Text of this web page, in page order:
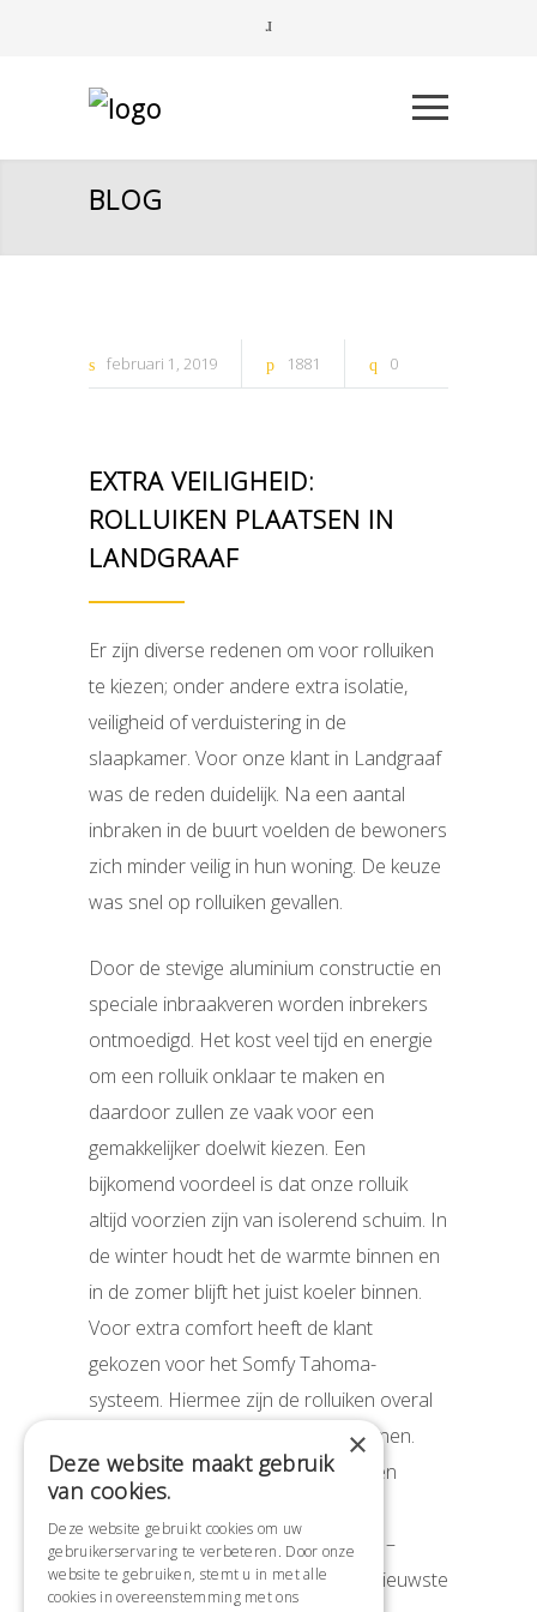
BLOG
februari 1 2019 1881 0
EXTRA VEILIGHEID:
ROLLUIKEN PLAATSEN IN
LANDGRAAF
Er zijn diverse redenen om voor rolluiken
te kiezen; onder andere extra isolatie,
veiligheid of verduistering in de
slaapkamer. Voor onze klant in Landgraaf
was de reden duidelijk. Na een aantal
inbraken in de buurt voelden de bewoners
zich minder veilig in hun woning. De keuze
was snel op rolluiken gevallen.
Door de stevige aluminium constructie en
speciale inbraakveren worden inbrekers
ontmoedigd. Het kost veel tijd en energie
om een rolluik onklaar te maken en
daardoor zullen ze vaak voor een
gemakkelijker doelwit kiezen. Een
bijkomend voordeel is dat onze rolluik
altijd voorzien zijn van isolerend schuim. In
de winter houdt het de warmte binnen en
in de zomer blijft het juist koeler binnen.
Voor extra comfort heeft de klant
gekozen voor het Somfy Tahoma-
systeem. Hiermee zijn de rolluiken overal
ter wereld via de telefoon te bedienen.
Ook kunnen er eenvoudig tijdklokken
geactiveerd worden, al dan niet
gebaseerd op de zonsopkomst en –
ondergang. In de rolluiken zijn de nieuwste
×
Deze website maakt gebruik
van cookies.
Deze website gebruikt cookies om uw
gebruikerservaring te verbeteren. Door onze
website te gebruiken, stemt u in met alle
cookies in overeenstemming met ons